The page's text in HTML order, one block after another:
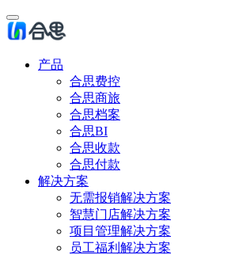
产品
合思费控
合思商旅
合思档案
合思BI
合思收款
合思付款
解决方案
无需报销解决方案
智慧门店解决方案
项目管理解决方案
员工福利解决方案